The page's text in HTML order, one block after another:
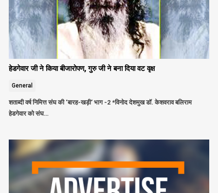
हेडगेवार जी ने किया बीजारोपण, गुरु जी ने बना दिया वट वृक्ष
General
शताब्दी वर्ष निमित्त संघ की ‘बारह-खड़ी’ भाग -2 *विनोद देशमुख डॉ. केशवराव बलिराम
हेडगेवार को संघ…